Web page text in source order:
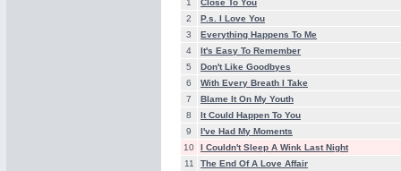
1
Close To You
2
P.s. I Love You
3
Everything Happens To Me
4
It's Easy To Remember
5
Don't Like Goodbyes
6
With Every Breath I Take
7
Blame It On My Youth
8
It Could Happen To You
9
I've Had My Moments
10
I Couldn't Sleep A Wink Last Night
11
The End Of A Love Affair